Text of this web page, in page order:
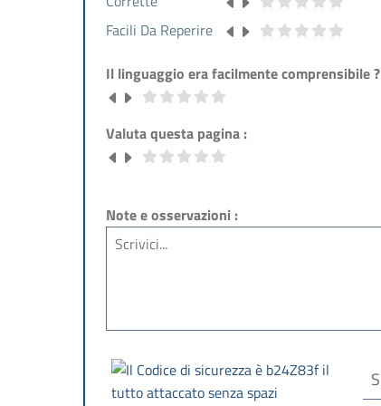
Facili Da Reperire
Il linguaggio era facilmente comprensibile ?
Valuta questa pagina :
Note e osservazioni :